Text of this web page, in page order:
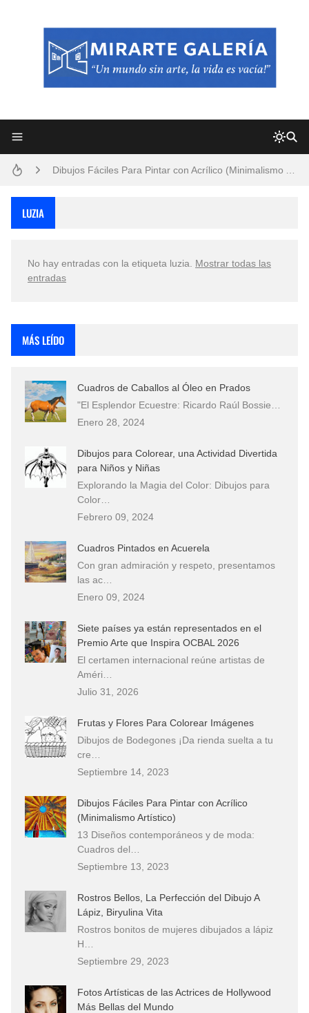
Frutas y Flores Para Colorear Imágenes
Dibujos para Colorear, una Actividad Divertida para Niños y Niñas
LUZIA
No hay entradas con la etiqueta luzia
Mostrar todas las
entradas
MÁS LEÍDO
Cuadros de Caballos al Óleo en Prados
"El Esplendor Ecuestre: Ricardo Raúl Bossie…
Enero 28, 2024
Dibujos para Colorear, una Actividad Divertida
para Niños y Niñas
Explorando la Magia del Color: Dibujos para
Color…
Febrero 09, 2024
Cuadros Pintados en Acuerela
Con gran admiración y respeto, presentamos
las ac…
Enero 09, 2024
Siete países ya están representados en el
Premio Arte que Inspira OCBAL 2026
El certamen internacional reúne artistas de
Améri…
Julio 31, 2026
Frutas y Flores Para Colorear Imágenes
Dibujos de Bodegones ¡Da rienda suelta a tu
cre…
Septiembre 14, 2023
Dibujos Fáciles Para Pintar con Acrílico
(Minimalismo Artístico)
13 Diseños contemporáneos y de moda:
Cuadros del…
Septiembre 13, 2023
Rostros Bellos, La Perfección del Dibujo A
Lápiz, Biryulina Vita
Rostros bonitos de mujeres dibujados a lápiz
H…
Septiembre 29, 2023
Fotos Artísticas de las Actrices de Hollywood
Más Bellas del Mundo